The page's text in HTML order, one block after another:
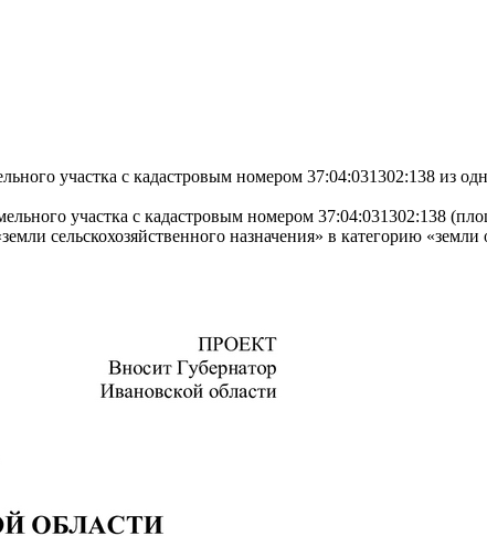
участка с кадастровым номером 37:04:031302:138 из
участка с кадастровым номером 37:04:031302:138
сельскохозяйственного назначения» в категорию